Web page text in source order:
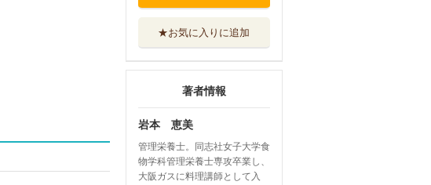
★お気に入りに追加
著者情報
岩本 恵美
管理栄養士。同志社女子大学食
物学科管理栄養士専攻卒業し、
大阪ガスに料理講師として入